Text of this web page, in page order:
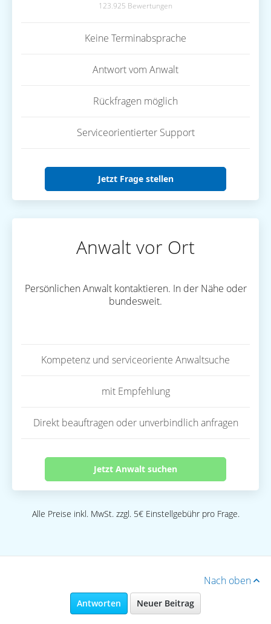
123.925 Bewertungen
Keine Terminabsprache
Antwort vom Anwalt
Rückfragen möglich
Serviceorientierter Support
Jetzt Frage stellen
Anwalt vor Ort
Persönlichen Anwalt kontaktieren. In der Nähe oder
bundesweit.
Kompetenz und serviceoriente Anwaltsuche
mit Empfehlung
Direkt beauftragen oder unverbindlich anfragen
Jetzt Anwalt suchen
Alle Preise inkl. MwSt. zzgl. 5€ Einstellgebühr pro Frage.
Nach oben
Antworten Neuer Beitrag